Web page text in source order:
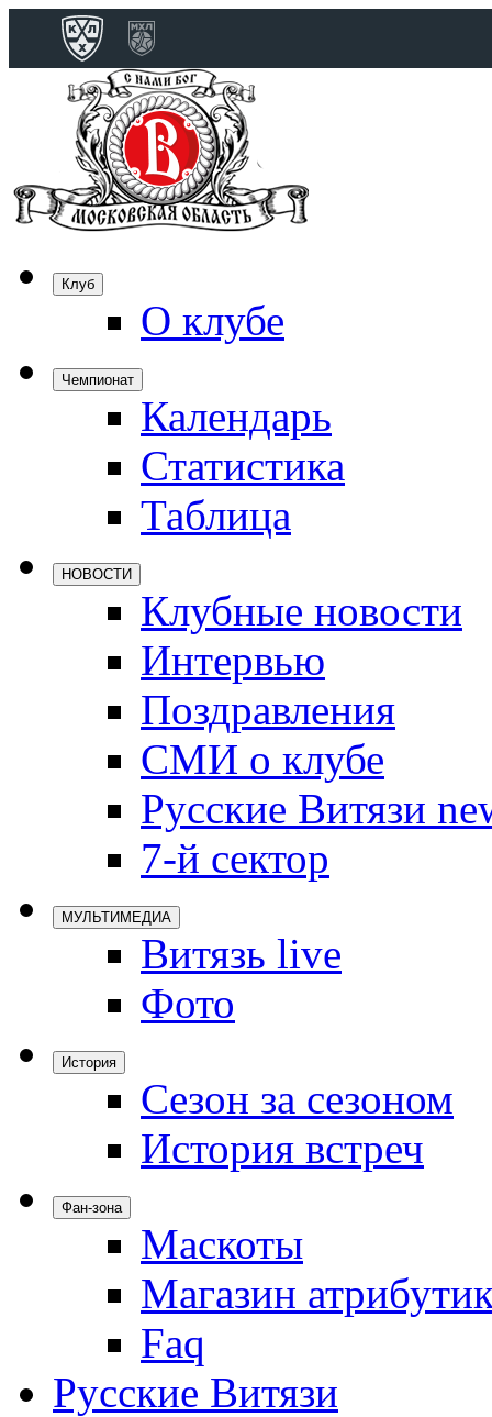
Клуб
О клубе
Чемпионат
Календарь
Статистика
Таблица
НОВОСТИ
Клубные новости
Интервью
Поздравления
СМИ о клубе
Русские Витязи
7-й сектор
МУЛЬТИМЕДИА
Витязь live
Фото
История
Сезон за сезоном
История встреч
Фан-зона
Маскоты
Магазин
Faq
Русские Витязи